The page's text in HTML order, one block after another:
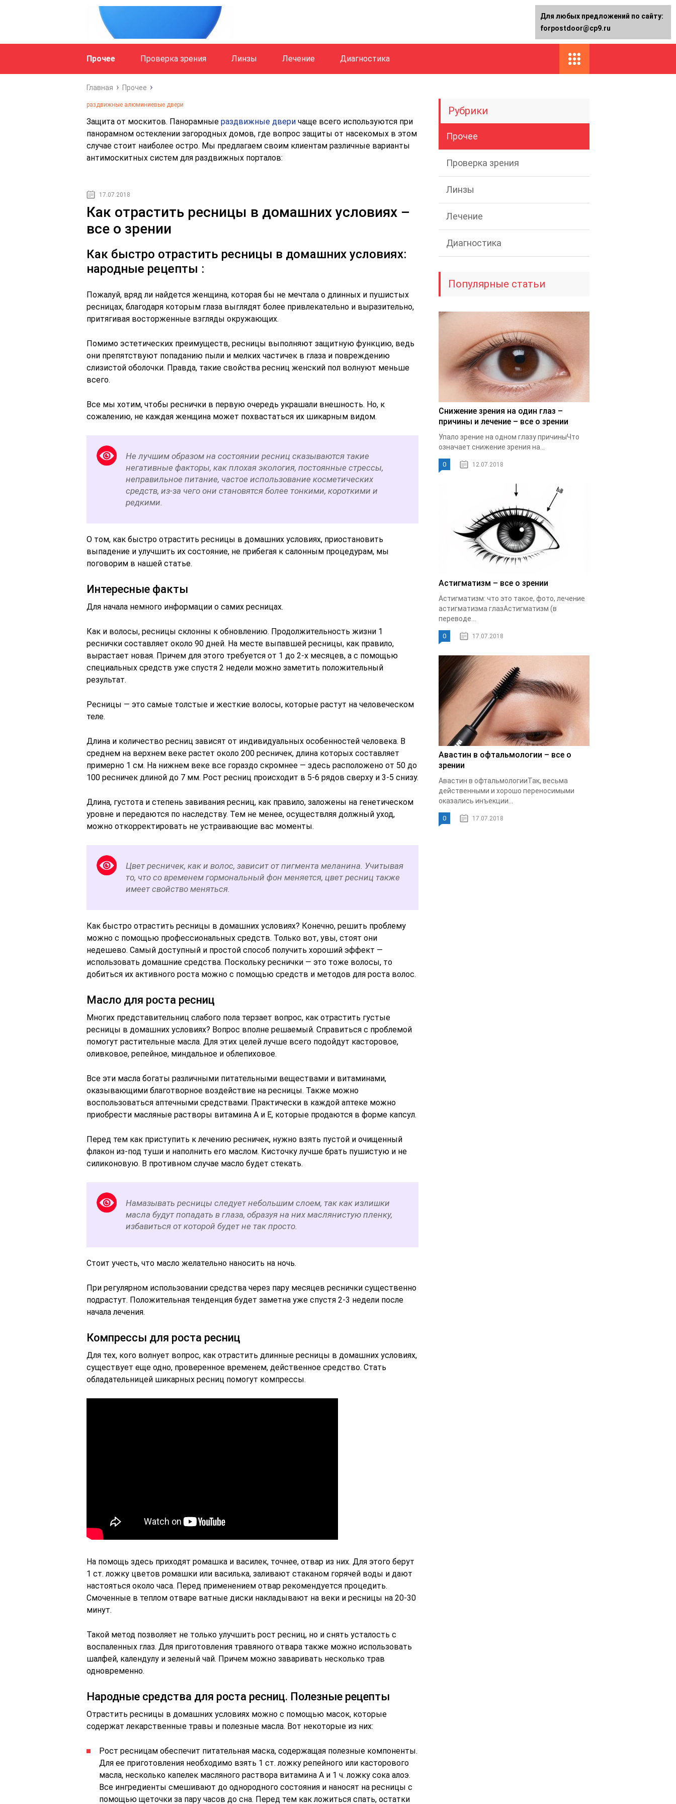
Прочее Проверка зрения Линзы Лечение Диагностика
Главная Прочее
раздвижные алюминиевые двери
Защита от москитов. Панорамные раздвижные двери чаще всего используются при
панорамном остеклении загородных домов, где вопрос защиты от насекомых в этом
случае стоит наиболее остро. Мы предлагаем своим клиентам различные варианты
антимоскитных систем для раздвижных порталов:
17.07.2018
Как отрастить ресницы в домашних условиях –
все о зрении
Как быстро отрастить ресницы в домашних условиях:
народные рецепты :
Пожалуй, вряд ли найдется женщина, которая бы не мечтала о длинных и пушистых
ресницах, благодаря которым глаза выглядят более привлекательно и выразительно,
притягивая восторженные взгляды окружающих.
Помимо эстетических преимуществ, ресницы выполняют защитную функцию, ведь
они препятствуют попаданию пыли и мелких частичек в глаза и повреждению
слизистой оболочки. Правда, такие свойства ресниц женский пол волнуют меньше
всего.
Все мы хотим, чтобы реснички в первую очередь украшали внешность. Но, к
сожалению, не каждая женщина может похвастаться их шикарным видом.
Не лучшим образом на состоянии ресниц сказываются такие
негативные факторы, как плохая экология, постоянные стрессы,
неправильное питание, частое использование косметических
средств, из-за чего они становятся более тонкими, короткими и
редкими.
О том, как быстро отрастить ресницы в домашних условиях, приостановить
выпадение и улучшить их состояние, не прибегая к салонным процедурам, мы
поговорим в нашей статье.
Интересные факты
Для начала немного информации о самих ресницах.
Как и волосы, ресницы склонны к обновлению. Продолжительность жизни 1
реснички составляет около 90 дней. На месте выпавшей ресницы, как правило,
вырастает новая. Причем для этого требуется от 1 до 2-х месяцев, а с помощью
специальных средств уже спустя 2 недели можно заметить положительный
результат.
Ресницы — это самые толстые и жесткие волосы, которые растут на человеческом
теле.
Длина и количество ресниц зависят от индивидуальных особенностей человека. В
среднем на верхнем веке растет около 200 ресничек, длина которых составляет
примерно 1 см. На нижнем веке все гораздо скромнее — здесь расположено от 50 до
100 ресничек длиной до 7 мм. Рост ресниц происходит в 5-6 рядов сверху и 3-5 снизу.
Длина, густота и степень завивания ресниц, как правило, заложены на генетическом
уровне и передаются по наследству. Тем не менее, осуществляя должный уход,
можно откорректировать не устраивающие вас моменты.
Цвет ресничек, как и волос, зависит от пигмента меланина. Учитывая
то, что со временем гормональный фон меняется, цвет ресниц также
имеет свойство меняться.
Как быстро отрастить ресницы в домашних условиях? Конечно, решить проблему
можно с помощью профессиональных средств. Только вот, увы, стоят они
недешево. Самый доступный и простой способ получить хороший эффект —
использовать домашние средства. Поскольку реснички — это тоже волосы, то
добиться их активного роста можно с помощью средств и методов для роста волос.
Масло для роста ресниц
Многих представительниц слабого пола терзает вопрос, как отрастить густые
ресницы в домашних условиях? Вопрос вполне решаемый. Справиться с проблемой
помогут растительные масла. Для этих целей лучше всего подойдут касторовое,
оливковое, репейное, миндальное и облепиховое.
Все эти масла богаты различными питательными веществами и витаминами,
оказывающими благотворное воздействие на ресницы. Также можно
воспользоваться аптечными средствами. Практически в каждой аптеке можно
приобрести масляные растворы витамина А и Е, которые продаются в форме капсул.
Перед тем как приступить к лечению ресничек, нужно взять пустой и очищенный
флакон из-под туши и наполнить его маслом. Кисточку лучше брать пушистую и не
силиконовую. В противном случае масло будет стекать.
Намазывать ресницы следует небольшим слоем, так как излишки
масла будут попадать в глаза, образуя на них маслянистую пленку,
избавиться от которой будет не так просто.
Стоит учесть, что масло желательно наносить на ночь.
При регулярном использовании средства через пару месяцев реснички существенно
подрастут. Положительная тенденция будет заметна уже спустя 2-3 недели после
начала лечения.
Компрессы для роста ресниц
Для тех, кого волнует вопрос, как отрастить длинные ресницы в домашних условиях,
существует еще одно, проверенное временем, действенное средство. Стать
обладательницей шикарных ресниц помогут компрессы.
На помощь здесь приходят ромашка и василек, точнее, отвар из них. Для этого берут
1 ст. ложку цветов ромашки или василька, заливают стаканом горячей воды и дают
настояться около часа. Перед применением отвар рекомендуется процедить.
Смоченные в теплом отваре ватные диски накладывают на веки и ресницы на 20-30
минут.
Такой метод позволяет не только улучшить рост ресниц, но и снять усталость с
воспаленных глаз. Для приготовления травяного отвара также можно использовать
шалфей, календулу и зеленый чай. Причем можно заваривать несколько трав
одновременно.
Народные средства для роста ресниц. Полезные рецепты
Отрастить ресницы в домашних условиях можно с помощью масок, которые
содержат лекарственные травы и полезные масла. Вот некоторые из них:
Рост ресницам обеспечит питательная маска, содержащая полезные компоненты.
Для ее приготовления необходимо взять 1 ст. ложку репейного или касторового
масла, несколько капелек масляного раствора витамина А и 1 ч. ложку сока алоэ.
Все ингредиенты смешивают до однородного состояния и наносят на ресницы с
помощью щеточки за пару часов до сна. Перед тем как ложиться спать, остатки
Рубрики
Прочее
Проверка зрения
Линзы
Лечение
Диагностика
Популярные статьи
Снижение зрения на один глаз –
причины и лечение – все о зрении
Упало зрение на одном глазу причиныЧто
означает снижение зрения на...
0 12.07.2018
Астигматизм – все о зрении
Астигматизм: что это такое, фото, лечение
астигматизма глазАстигматизм (в
переводе...
0 17.07.2018
Авастин в офтальмологии – все о
зрении
Авастин в офтальмологииТак, весьма
действенными и хорошо переносимыми
оказались инъекции...
0 17.07.2018
Для любых предложений по сайту:
forpostdoor@cp9.ru